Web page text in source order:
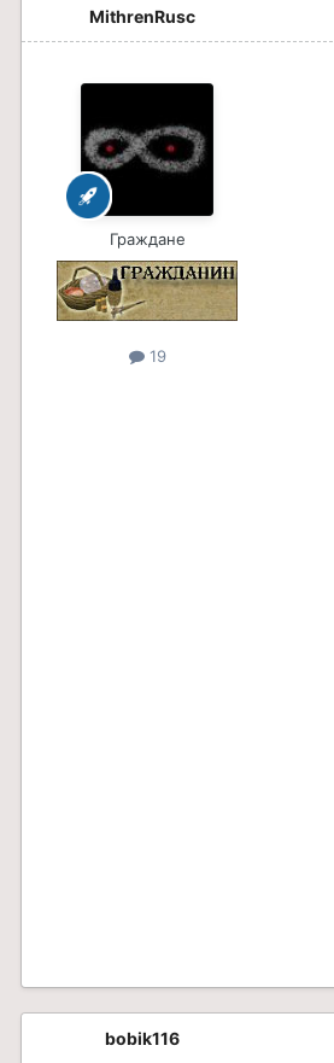
MithrenRusc
Граждане
19
bobik116